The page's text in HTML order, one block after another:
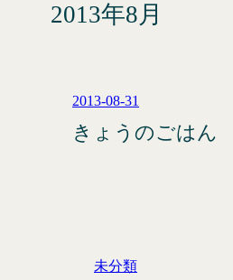
2013年8月
2013-08-31
きょうのごはん
未分類